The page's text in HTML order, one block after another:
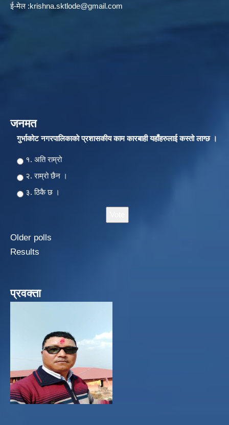
ई-मेल :krishna.sktlode@gmail.com
जनमत
गुर्भाकोट नगरपालिकाकाे प्रशासकीय काम कारबाही यहाँहरुलाई कस्तो लाग्छ ।
Choices
१. अति राम्रो
२‍‍. राम्रो छैन ।
३. ठिकै छ ।
Older polls
Results
प्रवक्ता